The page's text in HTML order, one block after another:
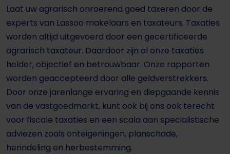
Laat uw agrarisch onroerend goed taxeren door de
experts van Lassoo makelaars en taxateurs. Taxaties
worden altijd uitgevoerd door een gecertificeerde
agrarisch taxateur. Daardoor zijn al onze taxaties
helder, objectief en betrouwbaar. Onze rapporten
worden geaccepteerd door alle geldverstrekkers.
Door onze jarenlange ervaring en diepgaande kennis
van de vastgoedmarkt, kunt ook bij ons ook terecht
voor fiscale taxaties en een scala aan specialistische
adviezen zoals onteigeningen, planschade,
herindeling en herbestemming.